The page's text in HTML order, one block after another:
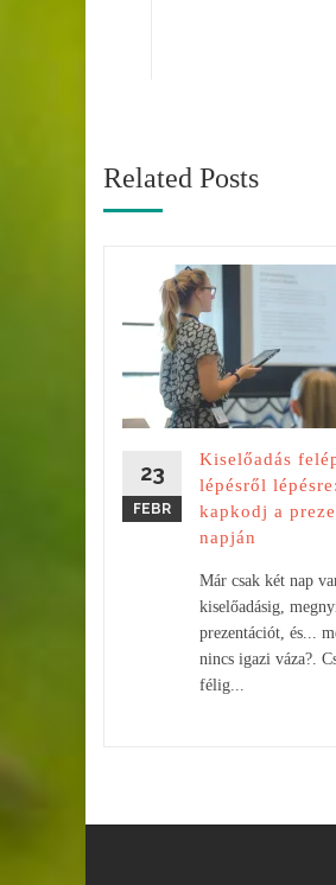
Related Posts
23
FEBR
Kiselőadás
lépésről
kapkodj a
napján
Már csak két nap
kiselőadásig,
prezentációt, és...
nincs igazi váza?.
félig...